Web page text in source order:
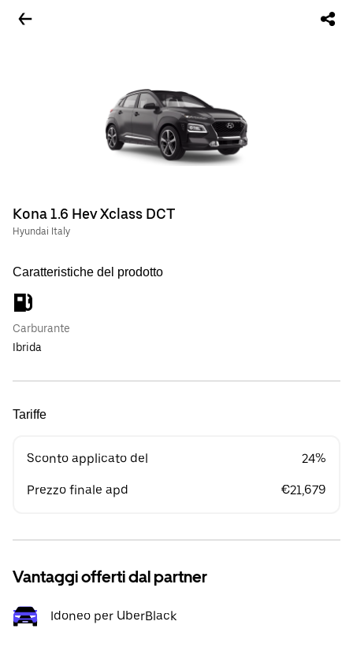
Kona 1.6 Hev Xclass DCT
Hyundai Italy
Caratteristiche del prodotto
Carburante
Ibrida
Tariffe
Sconto applicato del 24%
Prezzo finale apd €21,679
Vantaggi offerti dal partner
Idoneo per UberBlack